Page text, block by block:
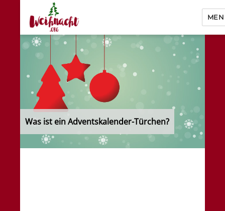
Weihnacht.org
Was ist ein Adventskalender-Türchen?